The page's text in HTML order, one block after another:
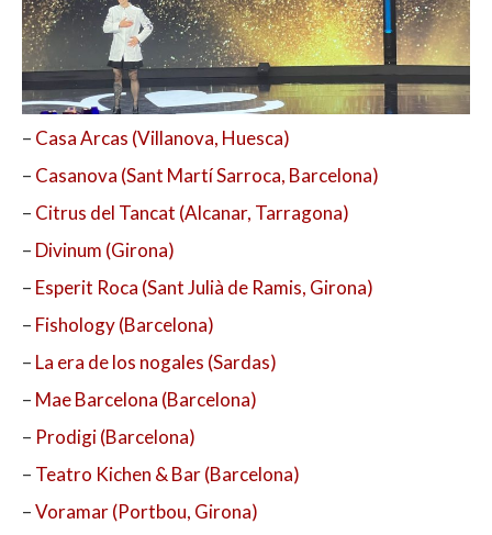
– Casa Arcas (Villanova, Huesca)
– Casanova (Sant Martí Sarroca, Barcelona)
– Citrus del Tancat (Alcanar, Tarragona)
– Divinum (Girona)
– Esperit Roca (Sant Julià de Ramis, Girona)
– Fishology (Barcelona)
– La era de los nogales (Sardas)
– Mae Barcelona (Barcelona)
– Prodigi (Barcelona)
– Teatro Kichen & Bar (Barcelona)
–Voramar (Portbou, Girona)